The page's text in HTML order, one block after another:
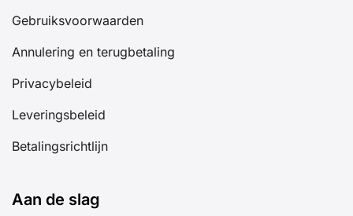
Gebruiksvoorwaarden
Annulering en terugbetaling
Privacybeleid
Leveringsbeleid
Betalingsrichtlijn
Aan de slag